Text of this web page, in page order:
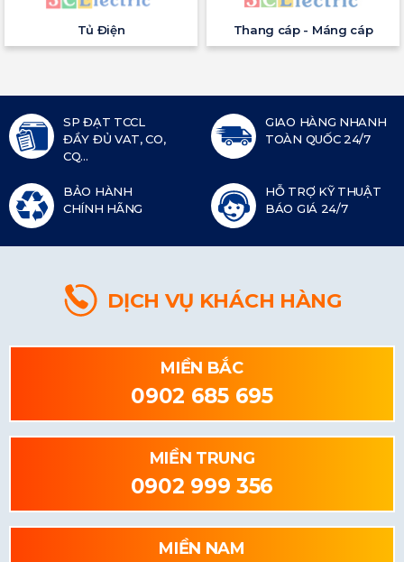
Tủ Điện Thang cáp - Máng cáp
SP ĐẠT TCCL
ĐẦY ĐỦ VAT, CO,
CQ...
GIAO HÀNG NHANH
TOÀN QUỐC 24/7
BẢO HÀNH
CHÍNH HÃNG
HỖ TRỢ KỸ THUẬT
BÁO GIÁ 24/7
DỊCH VỤ KHÁCH HÀNG
MIỀN BẮC
0902 685 695
MIỀN TRUNG
0902 999 356
MIỀN NAM